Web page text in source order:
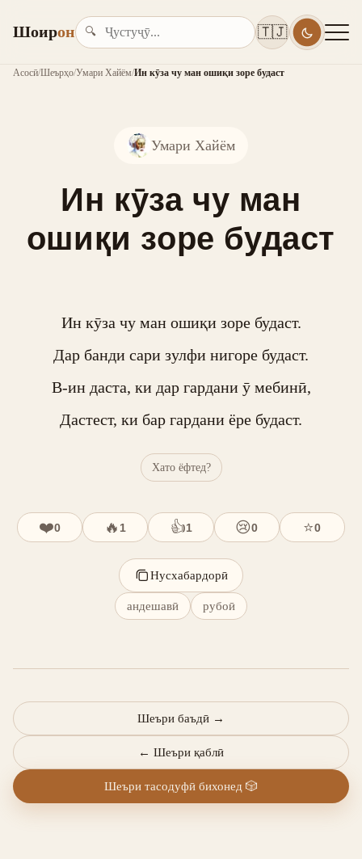
Шоирон 🔍 🇹🇯
Асосӣ/Шеърҳо/Умари Хайём/Ин кӯза чу ман ошиқи зоре будаст
Умари Хайём
Ин кӯза чу ман
ошиқи зоре будаст
Ин кӯза чу ман ошиқи зоре будаст.
Дар банди сари зулфи нигоре будаст.
В-ин даста, ки дар гардани ӯ мебинӣ,
Дастест, ки бар гардани ёре будаст.
Хато ёфтед?
❤️0 🔥 1 👍1 😢0 ⭐0
Нусхабардорӣ
андешавӣ рубоӣ
← Шеъри қаблӣ
Шеъри баъдӣ →
Шеъри тасодуфӣ бихонед 🎲